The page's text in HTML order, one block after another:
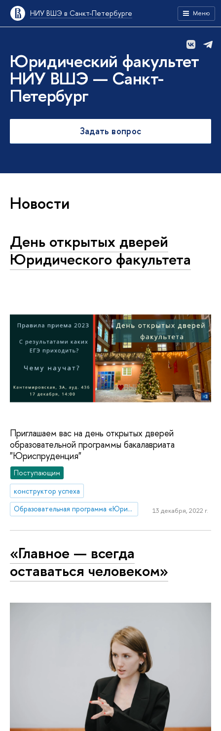
НИУ ВШЭ в Санкт-Петербурге Меню
Юридический факультет
НИУ ВШЭ — Санкт-
Петербург
Задать вопрос
Новости
День открытых дверей
Юридического факультета
Приглашаем вас на день открытых дверей
образовательной программы бакалавриата
"Юриспруденция"
Поступающим
конструктор успеха
Образовательная программа «Юриспруденция»
13 декабря, 2022 г.
«Главное — всегда
оставаться человеком»